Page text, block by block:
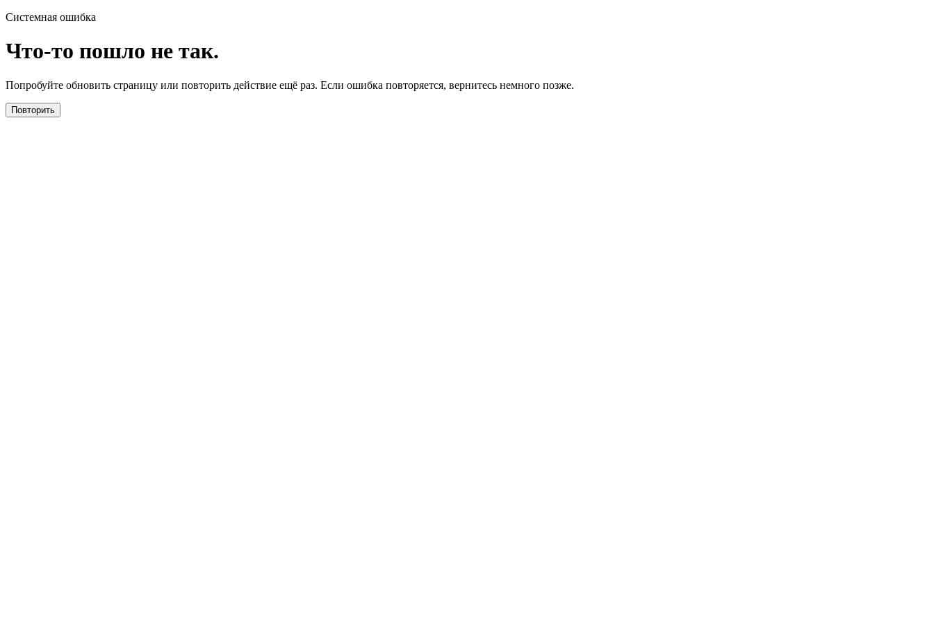
Системная ошибка
Что-то пошло не так.
Попробуйте обновить страницу или повторить действие ещё раз. Если ошибка повторяется, вернитесь немного позже.
Повторить